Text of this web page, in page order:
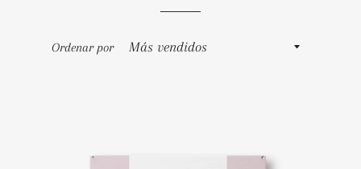
Ordenar por